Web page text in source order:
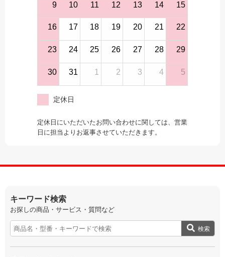
9 10 11 12 13 14 15
16 17 18 19 20 21 22
23 24 25 26 27 28 29
30 31 1 2 3 4 5
定休日
定休日にいただいたお問い合わせに関しては、営業
日に担当よりお返事させていただきます。
キーワード検索
お探しの商品・サービス・質問など
検索